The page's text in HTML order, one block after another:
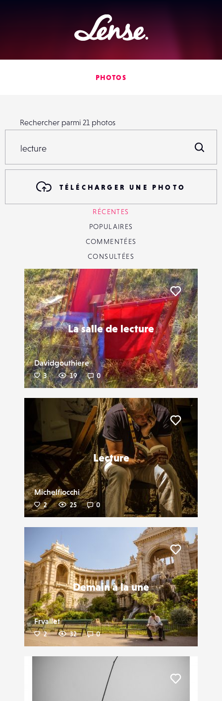
Lense
PHOTOS
Rechercher parmi 21 photos
TÉLÉCHARGER UNE PHOTO
RÉCENTES
POPULAIRES
COMMENTÉES
CONSULTÉES
La salle de lecture
Davidgouthiere
3 19 0
Liker
Lecture
Michelfiocchi
2 25 0
Demain à la une
Frvallet
2 32 0
Liker